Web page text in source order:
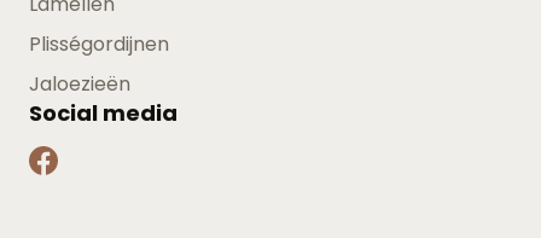
Plisségordijnen
Jaloezieën
Social media